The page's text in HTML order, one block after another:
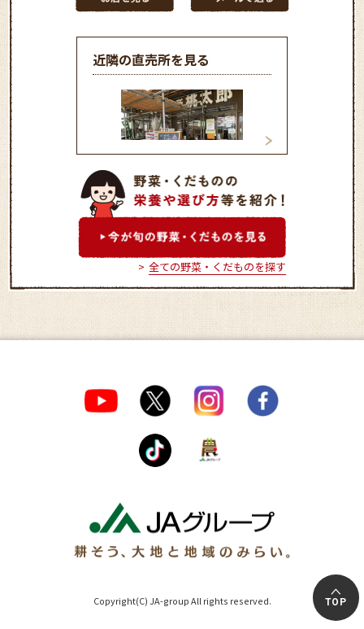
近隣の直売所を見る
白根桃太郎直売所
ファーマーズ・
いっぺこ～と
全ての野菜・くだものを探す
Copyright(C) JA-group All rights reserved. TOP